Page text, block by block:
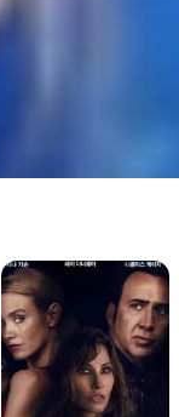
인컨시버블